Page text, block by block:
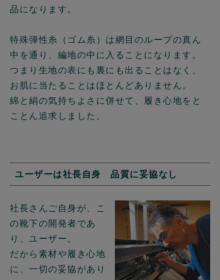
品になります。
特殊弾性糸（ゴム糸）は網目のループの真ん
中を通り、編地の中に入ることになります。
つまり生地の表にも裏にも出ることはなく、
お肌に当たることはほとんどありません。
綿と絹の気持ちよさに併せて、履き心地をと
ことん追求しました。
ユーザーは社長自身 品質に妥協なし
社長さんご自身が、こ
の靴下の開発者であ
り、ユーザー。
だから素材や履き心地
に、一切の妥協があり